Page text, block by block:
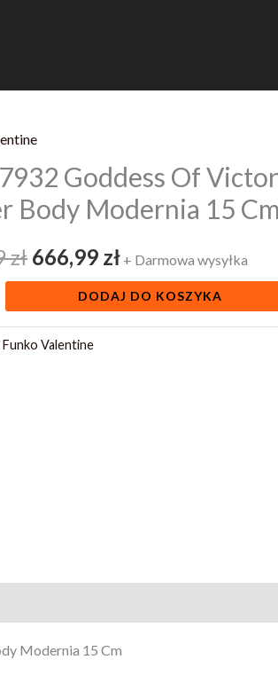
Goddess Of
Body Modernia 15 Cm
zł
Pierwotna
cena
wynosiła:
933,79 zł.
666,99 zł
cena
666,99 zł.
+ Darmowa wysyłka
DODAJ DO KOSZYKA
Funko Valentine
Modernia 15 Cm